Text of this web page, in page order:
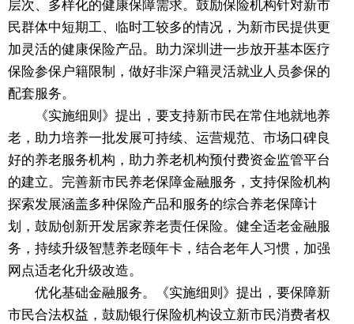
层次、多样化的健康保障需求。鼓励保险机构针对新市
民群体中短期工、临时工较多的情况，为新市民提供更
加灵活的健康保险产品。助力深圳进一步放开基本医疗
保险参保户籍限制，做好非深户籍灵活就业人员参保的
配套服务。
《实施细则》提出，要支持新市民在常住地就地养
老，助力培养一批发展可持续、运营规范、市场口碑良
好的养老服务机构，助力养老机构预付费资金监管平台
的建立。完善新市民养老保障金融服务，支持保险机构
探索发展涵盖多种保险产品和服务的综合养老保障计
划，鼓励创新开发居家养老责任保险。健全适老金融服
务，持续升级智慧养老颐年卡，结合老年人习惯，加强
网点适老化升级改造。
优化基础金融服务。《实施细则》提出，要保障新
市民合法权益，鼓励银行保险机构设立新市民消费者权